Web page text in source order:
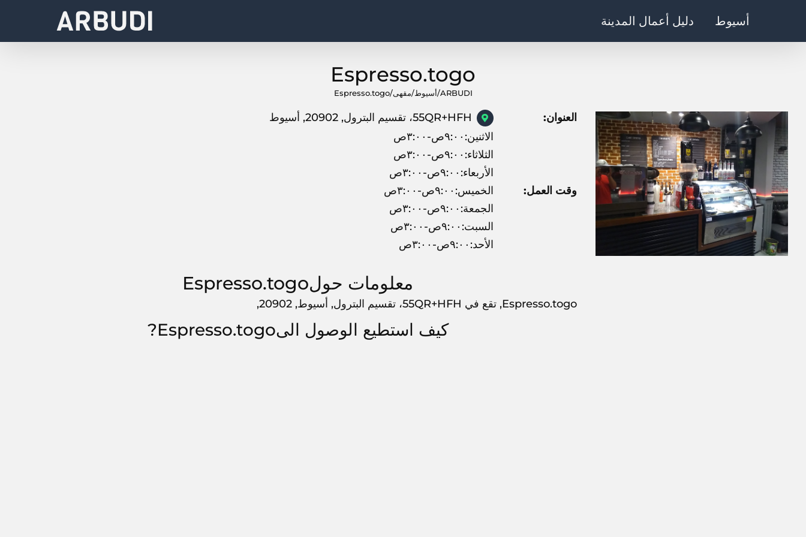
content
أسيوط دليل أعمال المدينة
Espresso.togo
ARBUDI
/أسيوط/مقهى/
Espresso.togo
العنوان: 55QR+HFH، تقسيم البترول, 20902, أسيوط
وقت العمل:
الاثنين:٩:٠٠ص-٣:٠٠ص
الثلاثاء:٩:٠٠ص-٣:٠٠ص
الأربعاء:٩:٠٠ص-٣:٠٠ص
الخميس:٩:٠٠ص-٣:٠٠ص
الجمعة:٩:٠٠ص-٣:٠٠ص
السبت:٩:٠٠ص-٣:٠٠ص
الأحد:٩:٠٠ص-٣:٠٠ص
معلومات حولEspresso.togo
Espresso.togo, تقع في 55QR+HFH، تقسيم البترول, أسيوط, 20902,
كيف استطيع الوصول الىEspresso.togo?